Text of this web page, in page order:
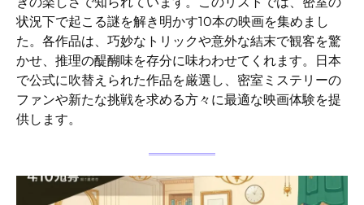
状況下で起こる謎を解き明かす10本の映画を集めまし
た。各作品は、巧妙なトリックや意外な結末で観客を驚
かせ、推理の醍醐味を存分に味わわせてくれます。日本
で公式に吹替えられた作品を厳選し、密室ミステリーの
ファンや新たな挑戦を求める方々に最適な映画体験を提
供します。